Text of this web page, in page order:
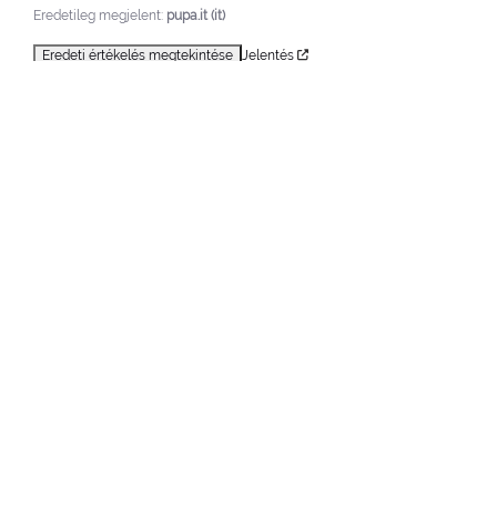
Eredetileg megjelent: pupa.it (it)
Eredeti értékelés megtekintése Jelentés